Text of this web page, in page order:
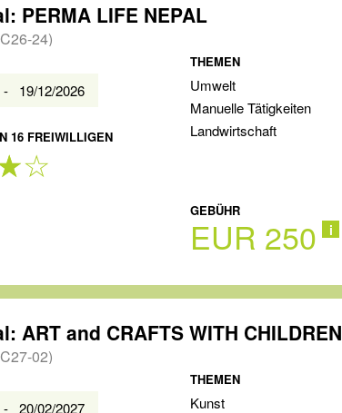
PERMA LIFE NEPAL
24)
19/12/2026
16 FREIWILLIGEN
THEMEN
Umwelt
Manuelle Tätigkeiten
Landwirtschaft
GEBÜHR
EUR 250 i
ART and CRAFTS WITH CHILDREN
02)
20/02/2027
THEMEN
Kunst